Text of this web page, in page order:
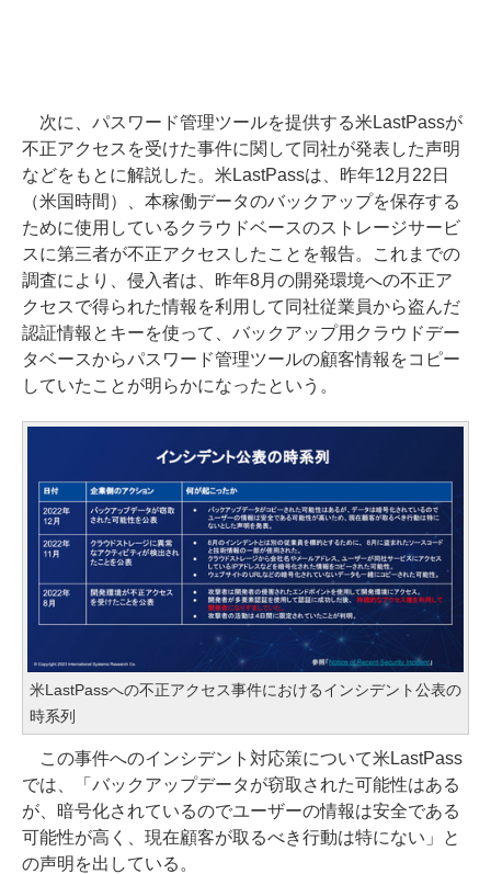
次に、パスワード管理ツールを提供する米LastPassが
不正アクセスを受けた事件に関して同社が発表した声明
などをもとに解説した。米LastPassは、昨年12月22日
（米国時間）、本稼働データのバックアップを保存する
ために使用しているクラウドベースのストレージサービ
スに第三者が不正アクセスしたことを報告。これまでの
調査により、侵入者は、昨年8月の開発環境への不正ア
クセスで得られた情報を利用して同社従業員から盗んだ
認証情報とキーを使って、バックアップ用クラウドデー
タベースからパスワード管理ツールの顧客情報をコピー
していたことが明らかになったという。
米LastPassへの不正アクセス事件におけるインシデント公表の
時系列
この事件へのインシデント対応策について米LastPass
では、「バックアップデータが窃取された可能性はある
が、暗号化されているのでユーザーの情報は安全である
可能性が高く、現在顧客が取るべき行動は特にない」と
の声明を出している。